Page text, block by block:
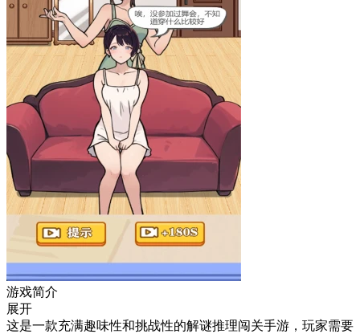
游戏简介
展开
这是一款充满趣味性和挑战性的解谜推理闯关手游，玩家需要